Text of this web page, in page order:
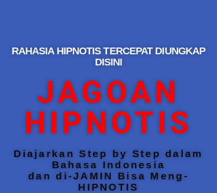
RAHASIA HIPNOTIS TERCEPAT DIUNGKAP
DISINI
JAGOAN
HIPNOTIS
Diajarkan Step by Step dalam
Bahasa Indonesia
dan di-JAMIN Bisa Meng-
HIPNOTIS